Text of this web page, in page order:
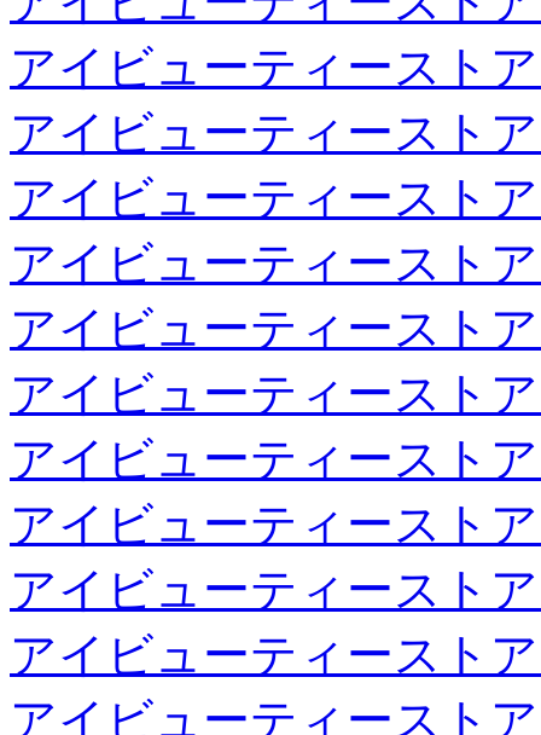
アイビューティースト
アイビューティースト
アイビューティースト
アイビューティースト
アイビューティースト
アイビューティースト
アイビューティースト
アイビューティースト
アイビューティースト
アイビューティースト
アイビューティースト